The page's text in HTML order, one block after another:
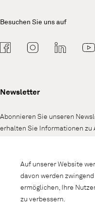
Besuchen Sie uns auf
Newsletter
Abonnieren Sie unseren
erhalten Sie Informationen zu
Auf unserer Website
davon werden
ermöglichen, Ihre
zu verbessern.